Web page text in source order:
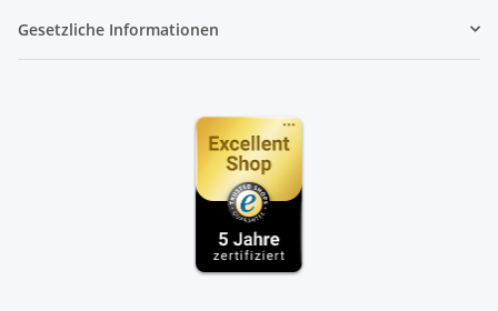
Gesetzliche Informationen